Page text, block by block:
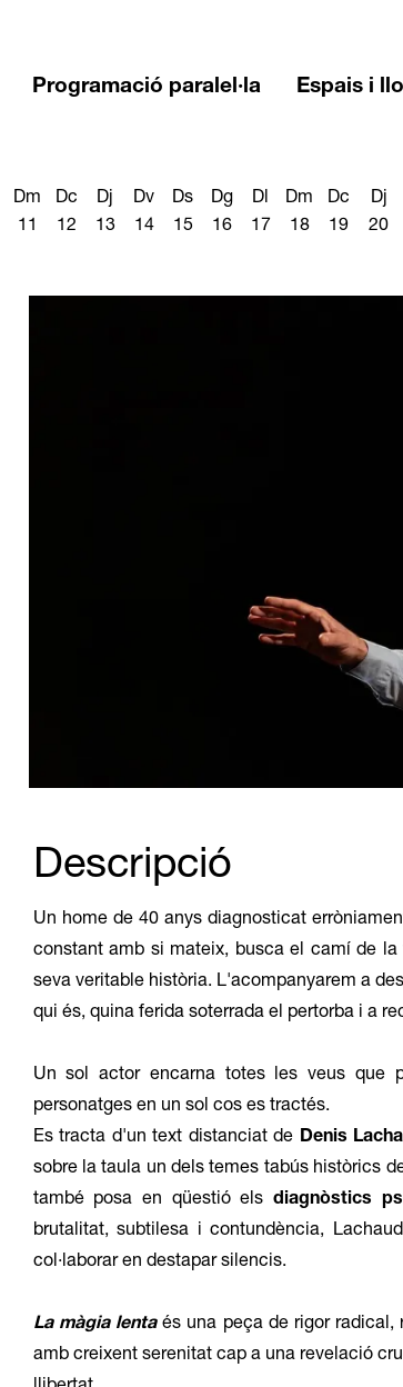
Programació paralel·la Espais i
Dm
11
Dc
12
Dj
13
Dv
14
Ds
15
Dg
16
Dl
17
Dm
18
Dc
19
Dj
20
Descripció
Un home de 40 anys diagnosticat
constant amb si mateix, busca el camí de
seva veritable història. L'acompanyarem a
qui és, quina ferida soterrada el pertorba i a
Un sol actor encarna totes les veus que
personatges en un sol cos es tractés.
Es tracta d'un text distanciat de Denis
sobre la taula un dels temes tabús històrics
també posa en qüestió els diagnòstics
brutalitat, subtilesa i contundència,
col·laborar en destapar silencis.
La màgia lentaés una peça de rigor radical,
amb creixent serenitat cap a una revelació